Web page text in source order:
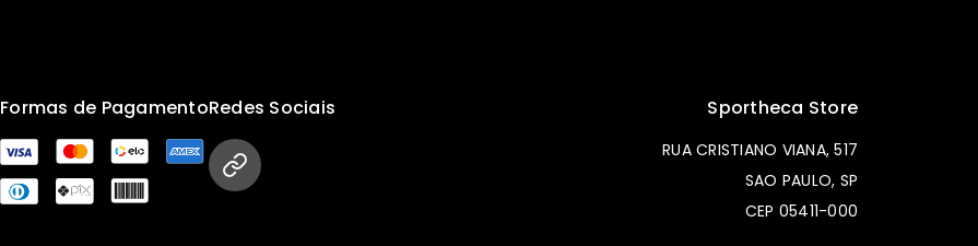
Formas de PagamentoRedes Sociais Sportheca Store
RUA CRISTIANO VIANA, 517
SAO PAULO, SP
CEP 05411-000